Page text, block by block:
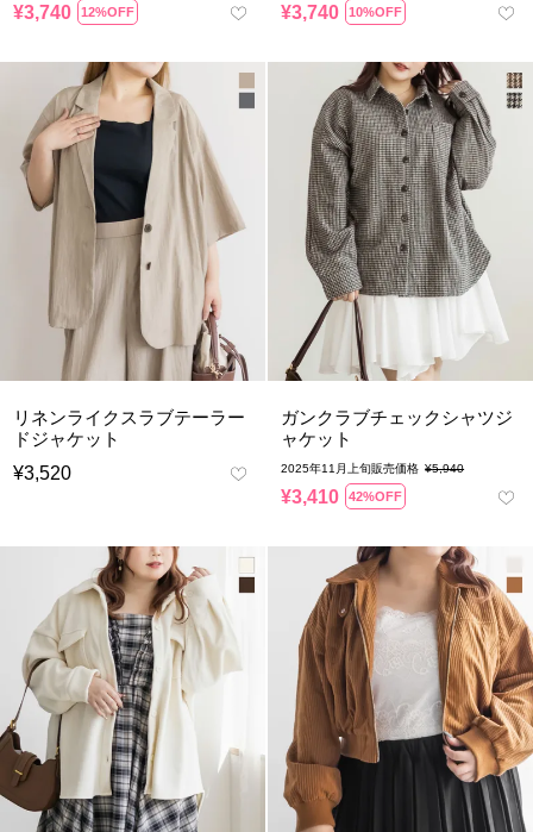
¥3,740 12%OFF ¥3,740 10%OFF
リネンライクスラブテーラー
ドジャケット
¥3,520
ガンクラブチェックシャツジ
ャケット
2025年11月上旬販売価格 ¥5,940
¥3,410 42%OFF